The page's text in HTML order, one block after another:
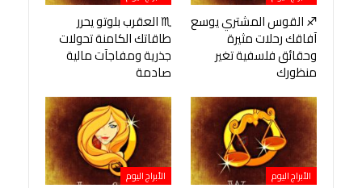
♐ القوس المشتري يوسع
آفاقك رحلات مثيرة
وحقائق فلسفية تغير
منظورك
♏ العقرب بلوتو يحرر
طاقاتك الكامنة تحولات
جذرية ومفاجآت مالية
صادمة
الأبراج اليوم الأبراج اليوم